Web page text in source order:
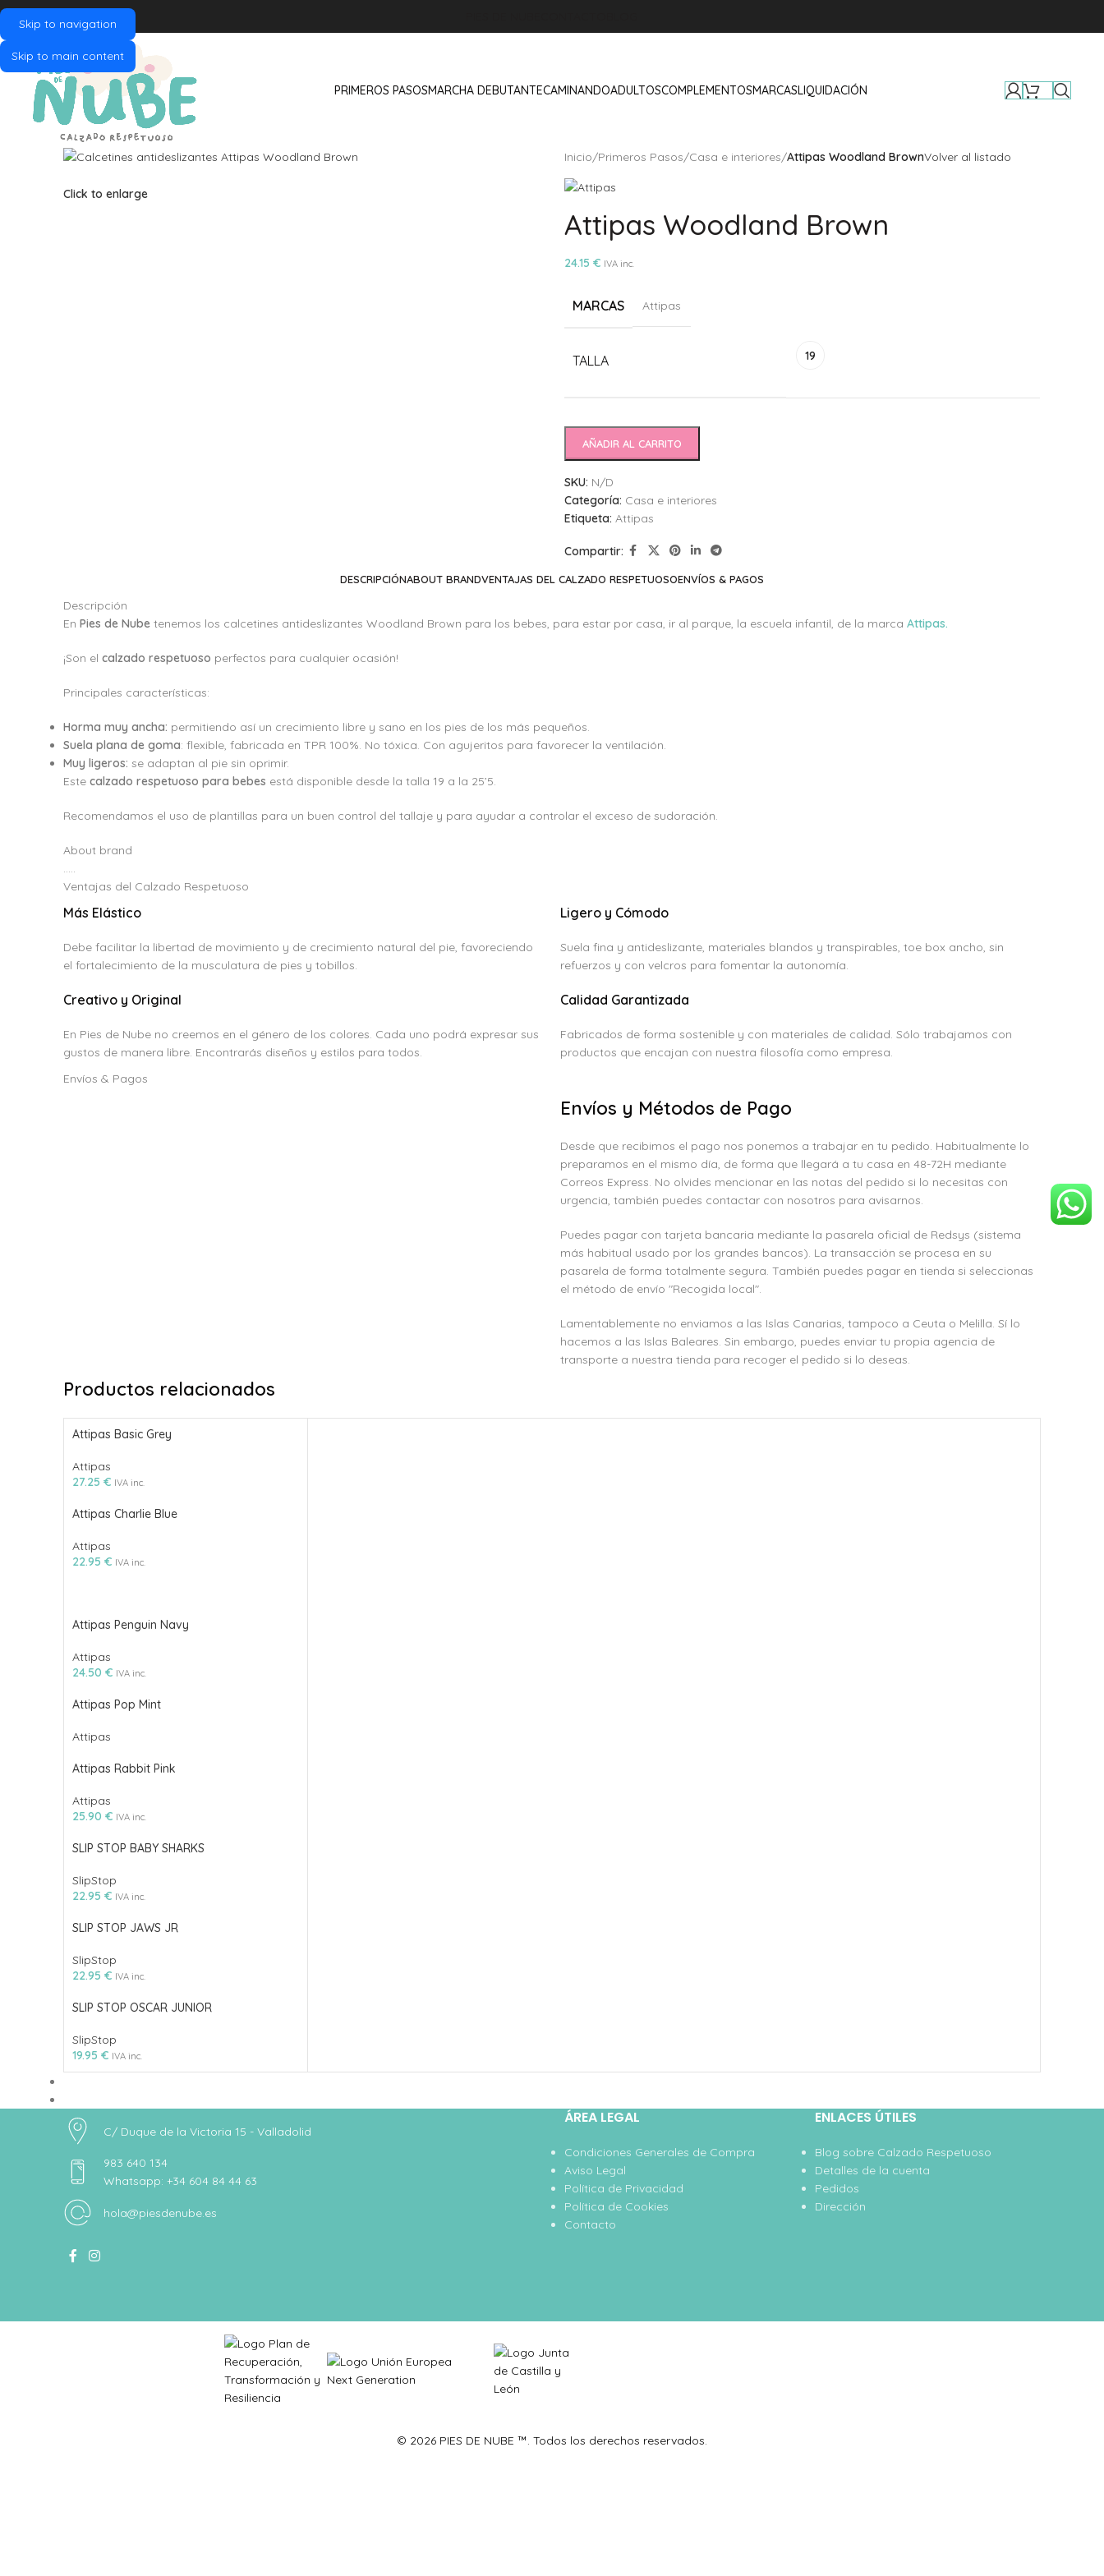
Skip to navigation
Skip to main content
PRIMEROS PASOSMARCHA DEBUTANTECAMINANDOADULTOSCOMPLEMENTOSMARCASLIQUIDACIÓN
Click to enlarge
Inicio/Primeros Pasos/Casa e interiores/Attipas Woodland BrownVolver al listado
Attipas Woodland Brown
24.15 € IVA inc.
MARCAS Attipas
TALLA 19
AÑADIR AL CARRITO
SKU: N/D
Categoría: Casa e interiores
Etiqueta: Attipas
Compartir:
DESCRIPCIÓNABOUT BRANDVENTAJAS DEL CALZADO RESPETUOSOENVÍOS & PAGOS
Descripción
En Pies de Nube tenemos los calcetines antideslizantes Woodland Brown para los bebes, para estar por casa, ir al parque, la escuela infantil, de la marca Attipas.
¡Son el calzado respetuoso perfectos para cualquier ocasión!
Principales características:
Horma muy ancha: permitiendo así un crecimiento libre y sano en los pies de los más pequeños.
Suela plana de goma: flexible, fabricada en TPR 100%. No tóxica. Con agujeritos para favorecer la ventilación.
Muy ligeros: se adaptan al pie sin oprimir.
Este calzado respetuoso para bebes está disponible desde la talla 19 a la 25’5.
Recomendamos el uso de plantillas para un buen control del tallaje y para ayudar a controlar el exceso de sudoración.
About brand
.....
Ventajas del Calzado Respetuoso
Más Elástico
Debe facilitar la libertad de movimiento y de crecimiento natural del pie, favoreciendo
el fortalecimiento de la musculatura de pies y tobillos.
Ligero y Cómodo
Suela fina y antideslizante, materiales blandos y transpirables, toe box ancho, sin
refuerzos y con velcros para fomentar la autonomía.
Creativo y Original
En Pies de Nube no creemos en el género de los colores. Cada uno podrá expresar sus
gustos de manera libre. Encontrarás diseños y estilos para todos.
Calidad Garantizada
Fabricados de forma sostenible y con materiales de calidad. Sólo trabajamos con
productos que encajan con nuestra filosofía como empresa.
Envíos & Pagos
Envíos y Métodos de Pago
Desde que recibimos el pago nos ponemos a trabajar en tu pedido. Habitualmente lo
preparamos en el mismo día, de forma que llegará a tu casa en 48-72H mediante
Correos Express. No olvides mencionar en las notas del pedido si lo necesitas con
urgencia, también puedes contactar con nosotros para avisarnos.
Puedes pagar con tarjeta bancaria mediante la pasarela oficial de Redsys (sistema
más habitual usado por los grandes bancos). La transacción se procesa en su
pasarela de forma totalmente segura. También puedes pagar en tienda si seleccionas
el método de envío "Recogida local".
Lamentablemente no enviamos a las Islas Canarias, tampoco a Ceuta o Melilla. Sí lo
hacemos a las Islas Baleares. Sin embargo, puedes enviar tu propia agencia de
transporte a nuestra tienda para recoger el pedido si lo deseas.
Productos relacionados
Attipas Basic Grey
Attipas
27.25 € IVA inc.
Attipas Charlie Blue
Attipas
22.95 € IVA inc.
Attipas Penguin Navy
Attipas
24.50 € IVA inc.
Attipas Pop Mint
Attipas
Attipas Rabbit Pink
Attipas
25.90 € IVA inc.
SLIP STOP BABY SHARKS
SlipStop
22.95 € IVA inc.
SLIP STOP JAWS JR
SlipStop
22.95 € IVA inc.
SLIP STOP OSCAR JUNIOR
SlipStop
19.95 € IVA inc.
C/ Duque de la Victoria 15 - Valladolid
983 640 134
Whatsapp: +34 604 84 44 63
hola@piesdenube.es
ÁREA LEGAL
Condiciones Generales de Compra
Aviso Legal
Política de Privacidad
Política de Cookies
Contacto
ENLACES ÚTILES
Blog sobre Calzado Respetuoso
Detalles de la cuenta
Pedidos
Dirección
© 2026 PIES DE NUBE ™. Todos los derechos reservados.